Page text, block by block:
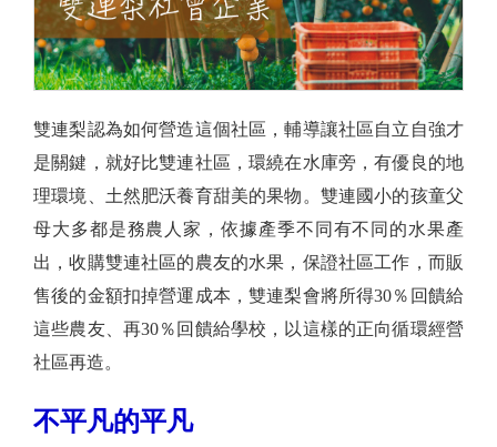
雙連梨認為如何營造這個社區，輔導讓社區自立自強才
是關鍵，就好比雙連社區，環繞在水庫旁，有優良的地
理環境、土然肥沃養育甜美的果物。雙連國小的孩童父
母大多都是務農人家，依據產季不同有不同的水果產
出，收購雙連社區的農友的水果，保證社區工作，而販
售後的金額扣掉營運成本，雙連梨會將所得30％回饋給
這些農友、再30％回饋給學校，以這樣的正向循環經營
社區再造。
不平凡的平凡